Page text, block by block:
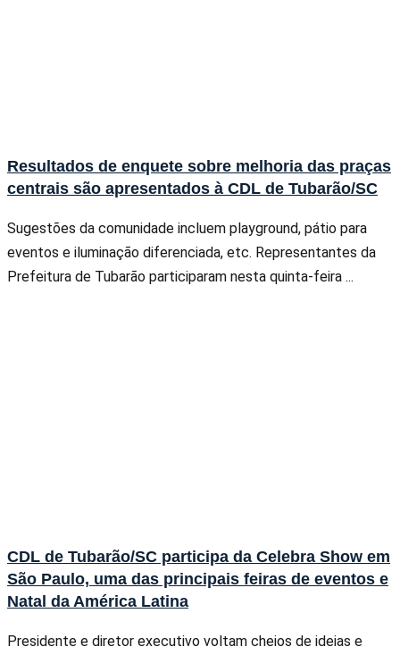
Resultados de enquete sobre melhoria das praças
centrais são apresentados à CDL de Tubarão/SC
Sugestões da comunidade incluem playground, pátio para
eventos e iluminação diferenciada, etc. Representantes da
Prefeitura de Tubarão participaram nesta quinta-feira ...
CDL de Tubarão/SC participa da Celebra Show em
São Paulo, uma das principais feiras de eventos e
Natal da América Latina
Presidente e diretor executivo voltam cheios de ideias e